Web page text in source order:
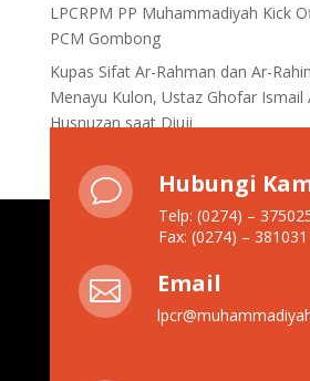
LPCRPM PP Muhammadiyah Kick
PCM Gombong
Kupas Sifat Ar-Rahman dan Ar-
Menayu Kulon, Ustaz Ghofar Ismail
Husnuzan saat Diuji
v Hubungi
Telp: (0274) –
Fax: (0274) – 381031
 Email